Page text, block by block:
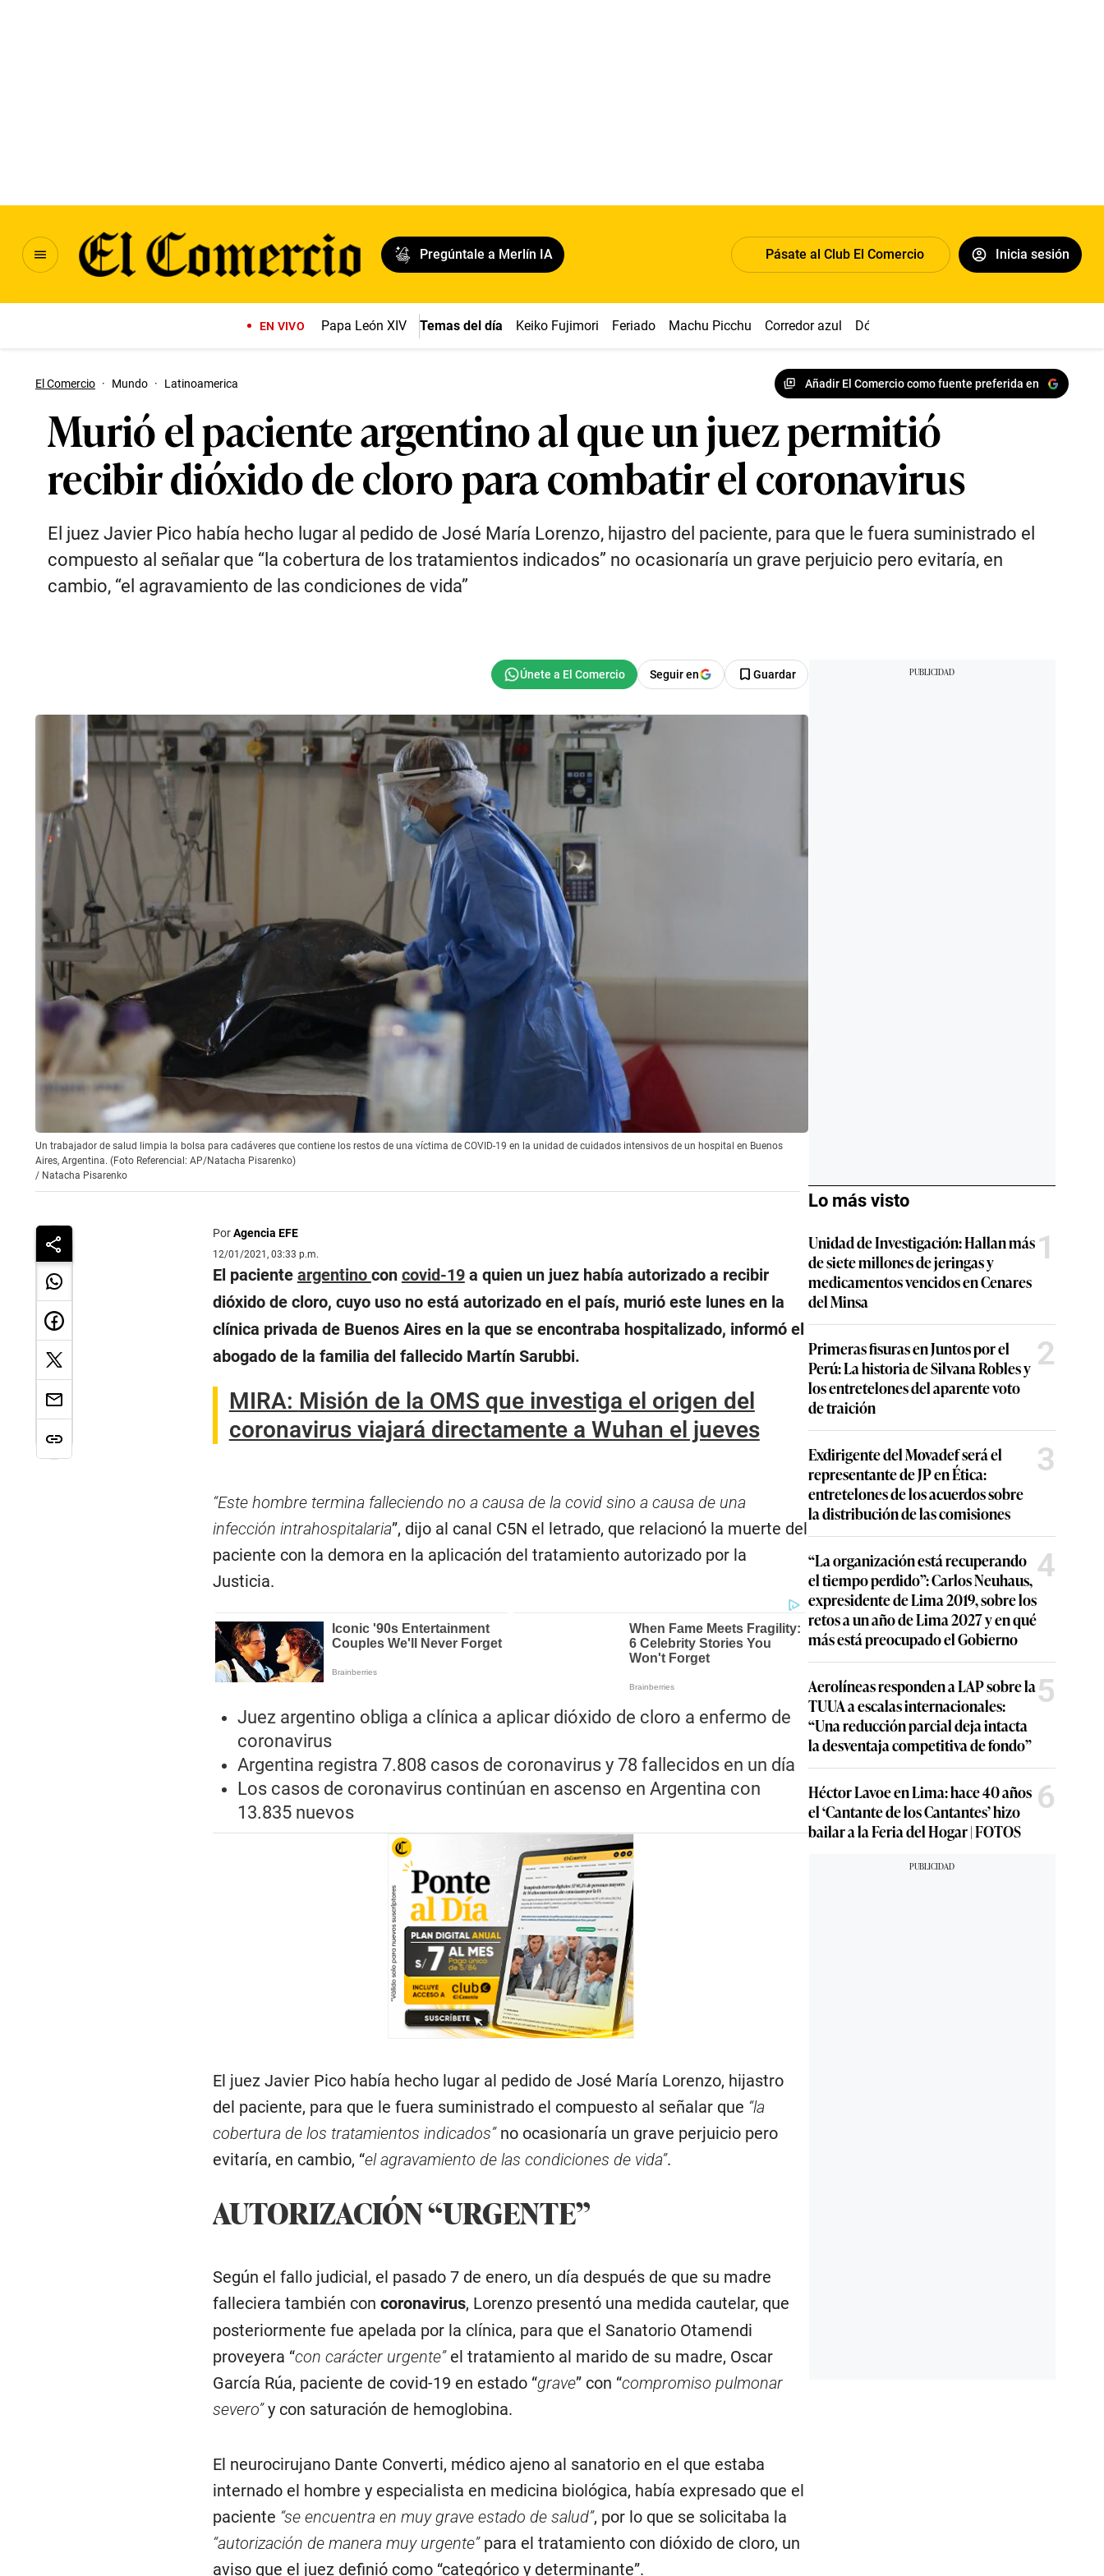
Pregúntale a Merlín IA Pásate al Club El Comercio Inicia sesión
EN VIVO Papa León XIV Temas del día Keiko Fujimori Feriado Machu Picchu Corredor azul Dólar
El Comercio · Mundo · Latinoamerica Añadir El Comercio como fuente preferida en
Murió el paciente argentino al que un juez permitió
recibir dióxido de cloro para combatir el coronavirus
El juez Javier Pico había hecho lugar al pedido de José María Lorenzo, hijastro del paciente, para que le fuera suministrado el
compuesto al señalar que “la cobertura de los tratamientos indicados” no ocasionaría un grave perjuicio pero evitaría, en
cambio, “el agravamiento de las condiciones de vida”
Seguir en Guardar
Un trabajador de salud limpia la bolsa para cadáveres que contiene los restos de una víctima de COVID-19 en la unidad de cuidados intensivos de un hospital en Buenos
Aires, Argentina. (Foto Referencial: AP/Natacha Pisarenko)
/ Natacha Pisarenko
PorAgencia EFE
12/01/2021, 03:33 p.m.
El paciente argentino con covid-19a quien un juez había autorizado a recibir
dióxido de cloro, cuyo uso no está autorizado en el país, murió este lunes en la
clínica privada de Buenos Aires en la que se encontraba hospitalizado, informó el
abogado de la familia del fallecido Martín Sarubbi.
MIRA: Misión de la OMS que investiga el origen del
coronavirus viajará directamente a Wuhan el jueves
“Este hombre termina falleciendo no a causa de la covid sino a causa de una
infección intrahospitalaria”, dijo al canal C5N el letrado, que relacionó la muerte del
paciente con la demora en la aplicación del tratamiento autorizado por la
Justicia.
Juez argentino obliga a clínica a aplicar dióxido de cloro a enfermo de
coronavirus
Argentina registra 7.808 casos de coronavirus y 78 fallecidos en un día
Los casos de coronavirus continúan en ascenso en Argentina con
13.835 nuevos
El juez Javier Pico había hecho lugar al pedido de José María Lorenzo, hijastro
del paciente, para que le fuera suministrado el compuesto al señalar que “la
cobertura de los tratamientos indicados”no ocasionaría un grave perjuicio pero
evitaría, en cambio, “el agravamiento de las condiciones de vida”.
AUTORIZACIÓN “URGENTE”
Según el fallo judicial, el pasado 7 de enero, un día después de que su madre
falleciera también con coronavirus, Lorenzo presentó una medida cautelar, que
posteriormente fue apelada por la clínica, para que el Sanatorio Otamendi
proveyera “con carácter urgente”el tratamiento al marido de su madre, Oscar
García Rúa, paciente de covid-19 en estado “grave” con “compromiso pulmonar
severo”y con saturación de hemoglobina.
El neurocirujano Dante Converti, médico ajeno al sanatorio en el que estaba
internado el hombre y especialista en medicina biológica, había expresado que el
paciente “se encuentra en muy grave estado de salud”, por lo que se solicitaba la
“autorización de manera muy urgente” para el tratamiento con dióxido de cloro, un
aviso que el juez definió como “categórico y determinante”.
Lo más visto
Unidad de Investigación: Hallan más
de siete millones de jeringas y
medicamentos vencidos en Cenares
del Minsa
1
Primeras fisuras en Juntos por el
Perú: La historia de Silvana Robles y
los entretelones del aparente voto
de traición
2
Exdirigente del Movadef será el
representante de JP en Ética:
entretelones de los acuerdos sobre
la distribución de las comisiones
3
“La organización está recuperando
el tiempo perdido”: Carlos Neuhaus,
expresidente de Lima 2019, sobre los
retos a un año de Lima 2027 y en qué
más está preocupado el Gobierno
4
Aerolíneas responden a LAP sobre la
TUUA a escalas internacionales:
“Una reducción parcial deja intacta
la desventaja competitiva de fondo”
5
Héctor Lavoe en Lima: hace 40 años
el ‘Cantante de los Cantantes’ hizo
bailar a la Feria del Hogar | FOTOS
6